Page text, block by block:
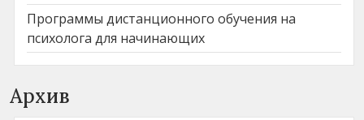
Программы дистанционного обучения на
психолога для начинающих
Архив